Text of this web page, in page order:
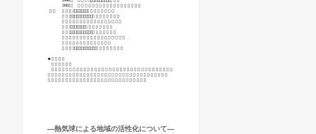
―熱気球による地域の活性化について―